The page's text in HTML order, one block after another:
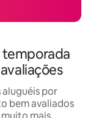
temporada
aluguéis por
bem avaliados